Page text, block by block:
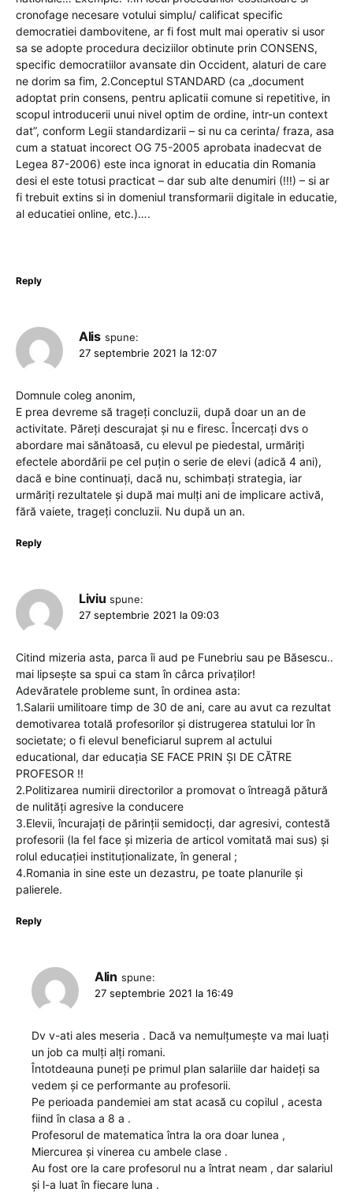
cronofage necesare votului simplu/ calificat specific
democratiei dambovitene, ar fi fost mult mai operativ si usor
sa se adopte procedura deciziilor obtinute prin CONSENS,
specific democratiilor avansate din Occident, alaturi de care
ne dorim sa fim, 2.Conceptul STANDARD (ca „document
adoptat prin consens, pentru aplicatii comune si repetitive, in
scopul introducerii unui nivel optim de ordine, intr-un context
dat”, conform Legii standardizarii – si nu ca cerinta/ fraza, asa
cum a statuat incorect OG 75-2005 aprobata inadecvat de
Legea 87-2006) este inca ignorat in educatia din Romania
desi el este totusi practicat – dar sub alte denumiri (!!!) – si ar
fi trebuit extins si in domeniul transformarii digitale in educatie,
al educatiei online, etc.)….
Reply
Alis spune:
27 septembrie 2021 la 12:07
Domnule coleg anonim,
E prea devreme să trageți concluzii, după doar un an de
activitate. Păreți descurajat și nu e firesc. Încercați dvs o
abordare mai sănătoasă, cu elevul pe piedestal, urmăriți
efectele abordării pe cel puțin o serie de elevi (adică 4 ani),
dacă e bine continuați, dacă nu, schimbați strategia, iar
urmăriți rezultatele și după mai mulți ani de implicare activă,
fără vaiete, trageți concluzii. Nu după un an.
Reply
Liviu spune:
27 septembrie 2021 la 09:03
Citind mizeria asta, parca îi aud pe Funebriu sau pe Băsescu..
mai lipsește sa spui ca stam în cârca privaților!
Adevăratele probleme sunt, în ordinea asta:
1.Salarii umilitoare timp de 30 de ani, care au avut ca rezultat
demotivarea totală profesorilor și distrugerea statului lor în
societate; o fi elevul beneficiarul suprem al actului
educational, dar educația SE FACE PRIN ȘI DE CĂTRE
PROFESOR !!
2.Politizarea numirii directorilor a promovat o întreagă pătură
de nulități agresive la conducere
3.Elevii, încurajați de părinții semidocți, dar agresivi, contestă
profesorii (la fel face și mizeria de articol vomitată mai sus) și
rolul educației instituționalizate, în general ;
4.Romania in sine este un dezastru, pe toate planurile și
palierele.
Reply
Alin spune:
27 septembrie 2021 la 16:49
Dv v-ati ales meseria . Dacă va nemulțumește va mai luați
un job ca mulți alți romani.
Întotdeauna puneți pe primul plan salariile dar haideți sa
vedem și ce performante au profesorii.
Pe perioada pandemiei am stat acasă cu copilul , acesta
fiind în clasa a 8 a .
Profesorul de matematica întra la ora doar lunea ,
Miercurea și vinerea cu ambele clase .
Au fost ore la care profesorul nu a întrat neam , dar salariul
și l-a luat în fiecare luna .